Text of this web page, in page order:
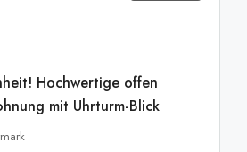
Hochwertige offen
mit Uhrturm-Blick